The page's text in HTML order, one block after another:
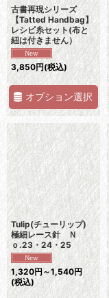
古書再現シリーズ
【Tatted Handbag】
レシピ糸セット(布と
紐は付きません）
3,850円(税込)
オプション選択
Tulip(チューリップ)
極細レース針 Ｎ
ｏ.23・24・25
1,320円 ～1,540円
(税込)